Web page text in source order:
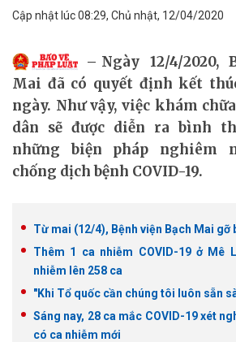
Cập nhật lúc 08:29, Chủ nhật, 12/04/2020
Ngày 12/4/2020,
Mai đã có quyết định kết
ngày. Như vậy, việc khám
dân sẽ được diễn ra bình
những biện pháp nghiêm
chống dịch bệnh COVID-19.
Từ mai (12/4), Bệnh viện Bạch Mai gỡ
Thêm 1 ca nhiễm COVID-19 ở Mê
nhiễm lên 258 ca
"Khi Tổ quốc cần chúng tôi luôn sẵn
Sáng nay, 28 ca mắc COVID-19 xét
có ca nhiễm mới